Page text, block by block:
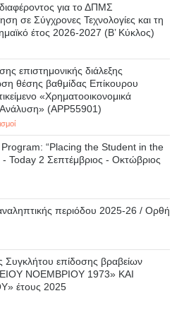
για το ΔΠΜΣ
σε Σύγχρονες Τεχνολογίες και τη
έτος 2026-2027 (B’ Kύκλος)
επιστημονικής διάλεξης
θέσης βαθμίδας Επίκουρου
«Χρηματοοικονομικά
(APP55901)
“Placing the Student in the
Today 2 Σεπτέμβριος - Οκτώβριος
περιόδου 2025-26 / Ορθή
επίδοσης βραβείων
ΝΟΕΜΒΡΙΟΥ 1973» ΚΑΙ
έτους 2025